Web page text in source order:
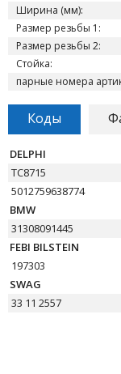
Ширина (мм):
Размер резьбы 1:
Размер резьбы 2:
Стойка:
парные номера
Коды
DELPHI
TC8715
5012759638774
BMW
31308091445
FEBI BILSTEIN
197303
SWAG
33 11 2557